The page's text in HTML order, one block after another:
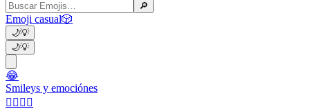
🔎
Emoji casual🎲
🌙💡
🌙💡
😂
Smileys y emociónes
👩‍❤️‍💋‍👨